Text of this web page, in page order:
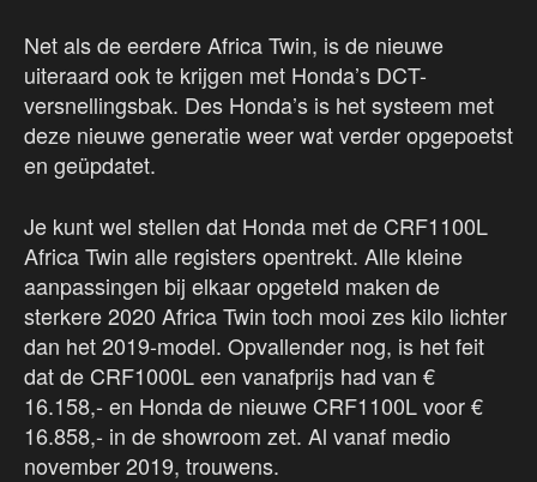
Net als de eerdere Africa Twin, is de nieuwe
uiteraard ook te krijgen met Honda’s DCT-
versnellingsbak. Des Honda’s is het systeem met
deze nieuwe generatie weer wat verder opgepoetst
en geüpdatet.
Je kunt wel stellen dat Honda met de CRF1100L
Africa Twin alle registers opentrekt. Alle kleine
aanpassingen bij elkaar opgeteld maken de
sterkere 2020 Africa Twin toch mooi zes kilo lichter
dan het 2019-model. Opvallender nog, is het feit
dat de CRF1000L een vanafprijs had van €
16.158,- en Honda de nieuwe CRF1100L voor €
16.858,- in de showroom zet. Al vanaf medio
november 2019, trouwens.